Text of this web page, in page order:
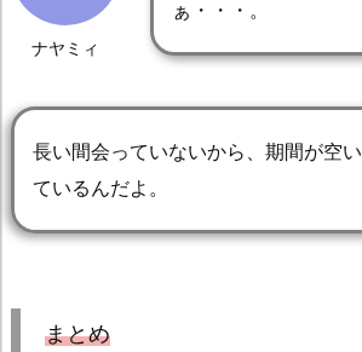
ナヤミィ
ぁ・・・。
長い間会っていないから、期間が空い
ているんだよ。
まとめ